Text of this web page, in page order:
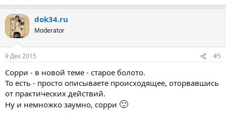
dok34.ru
Moderator
9 Дек 2015 #5
Сорри - в новой теме - старое болото.
То есть - просто описываете происходящее, оторвавшись
от практических действий.
Ну и немножко заумно, сорри 🙂